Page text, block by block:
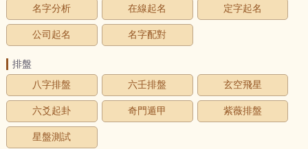
名字分析
在線起名 定字起名
公司起名 名字配對
排盤
八字排盤
六壬排盤 玄空飛星
六爻起卦 奇門遁甲 紫薇排盤
星盤測試